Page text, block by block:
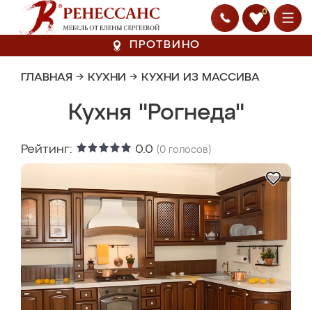
0
ПРОТВИНО
ГЛАВНАЯ → КУХНИ → КУХНИ ИЗ МАССИВА
Кухня "Рогнеда"
Рейтинг: 0.0 (0 голосов)